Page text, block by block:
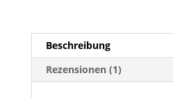
Beschreibung
Rezensionen (1)